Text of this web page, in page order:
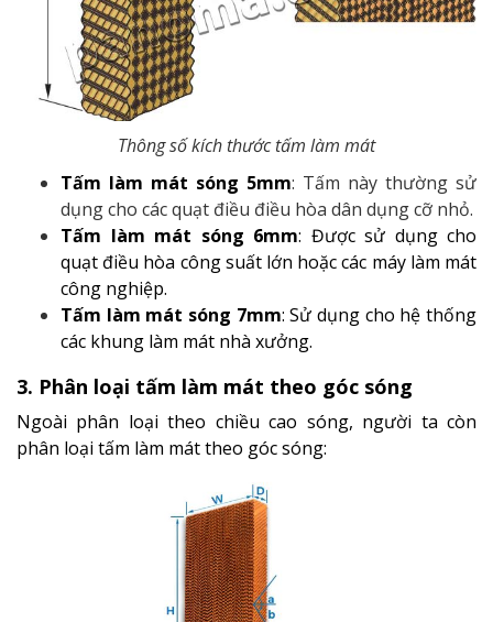
Thông số kích thước tấm làm mát
Tấm làm mát sóng 5mm: Tấm này thường sử
dụng cho các quạt điều điều hòa dân dụng cỡ nhỏ.
Tấm làm mát sóng 6mm: Được sử dụng cho
quạt điều hòa công suất lớn hoặc các máy làm mát
công nghiệp.
Tấm làm mát sóng 7mm: Sử dụng cho hệ thống
các khung làm mát nhà xưởng.
3. Phân loại tấm làm mát theo góc sóng
Ngoài phân loại theo chiều cao sóng, người ta còn
phân loại tấm làm mát theo góc sóng: